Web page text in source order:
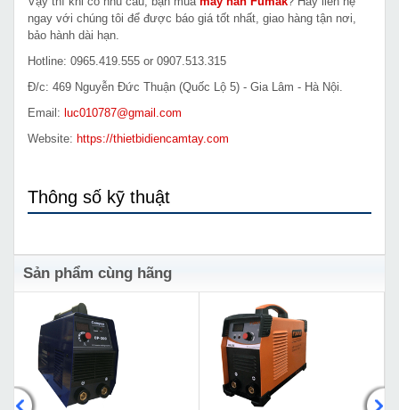
ngay với chúng tôi để được báo giá tốt nhất, giao hàng tận nơi,
bảo hành dài hạn.
Hotline: 0965.419.555 or 0907.513.315
Đ/c: 469 Nguyễn Đức Thuận (Quốc Lộ 5) - Gia Lâm - Hà Nội.
Email: luc010787@gmail.com
Website: https://thietbidiencamtay.com
Thông số kỹ thuật
Sản phẩm cùng hãng